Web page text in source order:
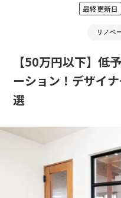
最終更新日
リノベ
【50万円以下】低
ーション！デザイ
選